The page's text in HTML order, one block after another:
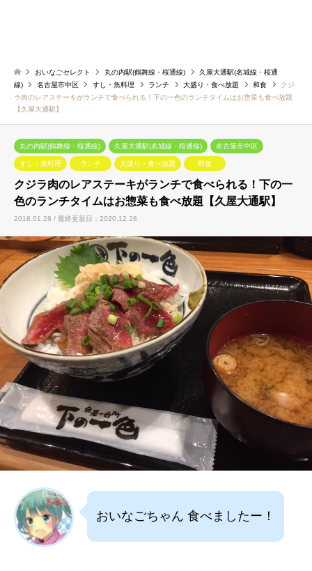
おいなごセレクト 丸の内駅(鶴舞線・桜通線)
久屋大通駅(名城線・桜通
線)
名古屋市中区 すし・魚料理 ランチ 大盛り・食べ放題 和食
クジ
ラ肉のレアステーキがランチで食べられる！下の一色のランチタイムはお惣菜も食べ放題
【久屋大通駅】
丸の内駅(鶴舞線・桜通線) 久屋大通駅(名城線・桜通線) 名古屋市中区
すし・魚料理 ランチ 大盛り・食べ放題 和食
クジラ肉のレアステーキがランチで食べられる！下の一
色のランチタイムはお惣菜も食べ放題【久屋大通駅】
2018.01.28 / 最終更新日：2020.12.28
おいなごちゃん 食べましたー！